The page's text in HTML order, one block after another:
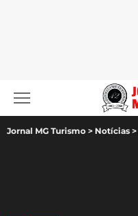
Jornal MG Turismo > Notícias >